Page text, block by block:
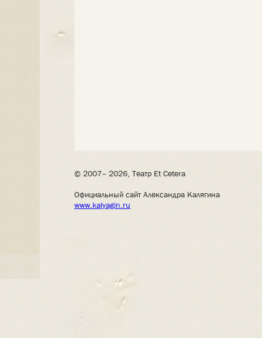
© 2007– 2026, Театр Et Cetera
Официальный сайт Александра Калягина
www.kalyagin.ru